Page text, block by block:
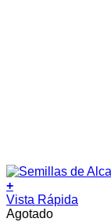
+
Vista Rápida
Agotado